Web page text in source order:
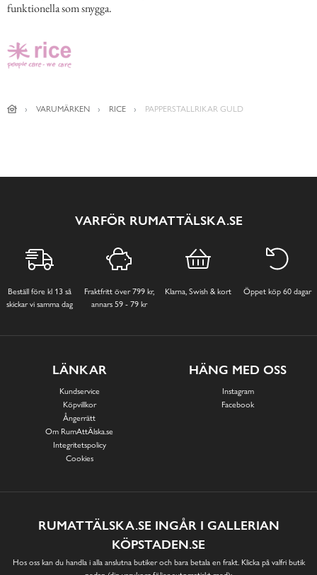
funktionella som snygga.
VARUMÄRKEN RICE PAPPERSTALLRIKAR GULD
VARFÖR RUMATTÄLSKA.SE
Beställ före kl 13 så
skickar vi samma dag
Fraktfritt över 799 kr,
annars 59 - 79 kr
Klarna, Swish & kort Öppet köp 60 dagar
LÄNKAR
Kundservice
Köpvillkor
Ångerrätt
Om RumAttÄlska.se
Integritetspolicy
Cookies
HÄNG MED OSS
Instagram
Facebook
RUMATTÄLSKA.SE INGÅR I GALLERIAN
KÖPSTADEN.SE
Hos oss kan du handla i alla anslutna butiker och bara betala en frakt. Klicka på valfri butik